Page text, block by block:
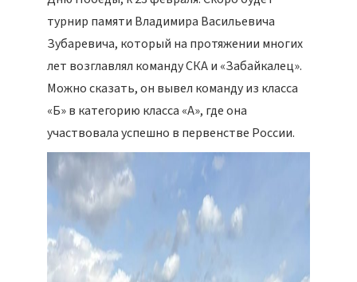
турнир памяти Владимира Васильевича
Зубаревича, который на протяжении многих
лет возглавлял команду СКА и «Забайкалец».
Можно сказать, он вывел команду из класса
«Б» в категорию класса «А», где она
участвовала успешно в первенстве России.